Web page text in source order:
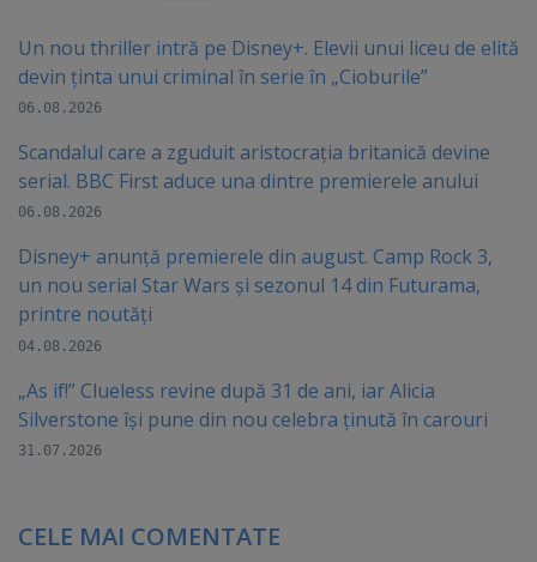
Un nou thriller intră pe Disney+. Elevii unui liceu de elită
devin ținta unui criminal în serie în „Cioburile”
06.08.2026
Scandalul care a zguduit aristocrația britanică devine
serial. BBC First aduce una dintre premierele anului
06.08.2026
Disney+ anunță premierele din august. Camp Rock 3,
un nou serial Star Wars și sezonul 14 din Futurama,
printre noutăți
04.08.2026
„As if!” Clueless revine după 31 de ani, iar Alicia
Silverstone își pune din nou celebra ținută în carouri
31.07.2026
CELE MAI COMENTATE